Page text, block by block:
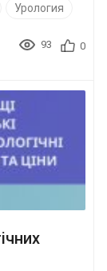
Урология
93 0